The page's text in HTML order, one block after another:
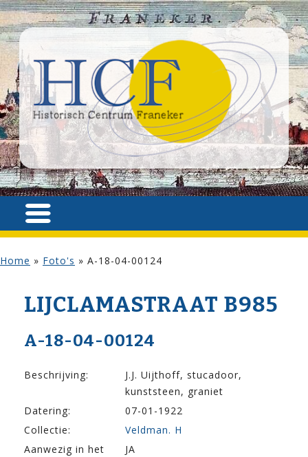
Home » Foto's » A-18-04-00124
LIJCLAMA­STRAAT B985
A-18-04-00124
Beschrijving:
J.J. Uijthoff, stucadoor,
kunststeen, graniet
Datering:
07-01-1922
Collectie:
Veldman. H
Aanwezig in het
JA